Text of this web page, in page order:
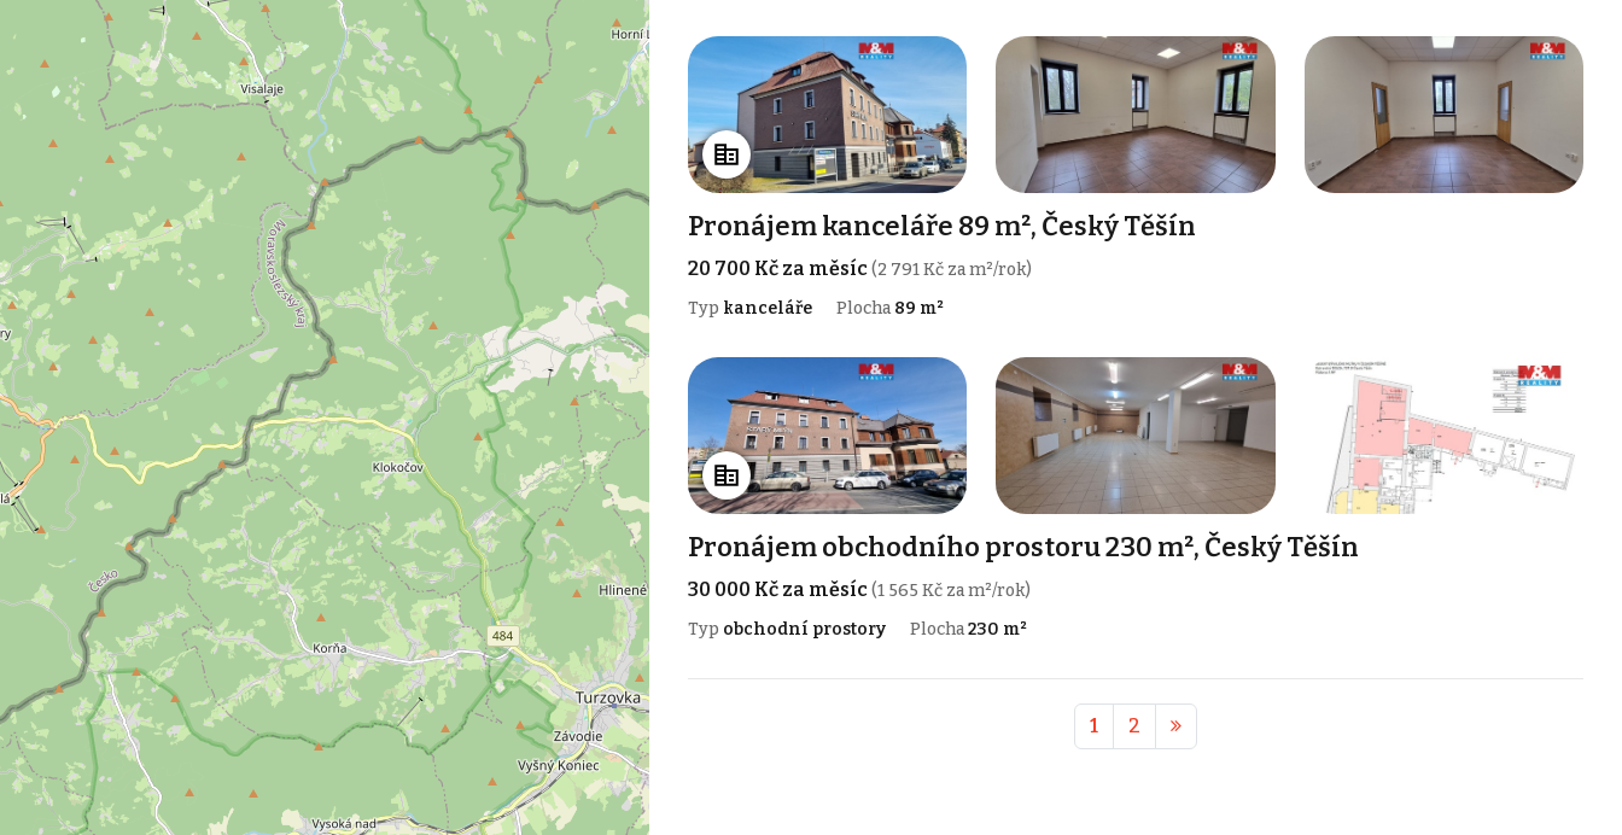
Pronájem kanceláře 89 m², Český Těšín
20 700 Kč za měsíc(2 791 Kč za m²/rok)
Typ kanceláře Plocha 89 m²
Pronájem obchodního prostoru 230 m², Český Těšín
30 000 Kč za měsíc(1 565 Kč za m²/rok)
Typ obchodní prostory Plocha230 m²
1 2